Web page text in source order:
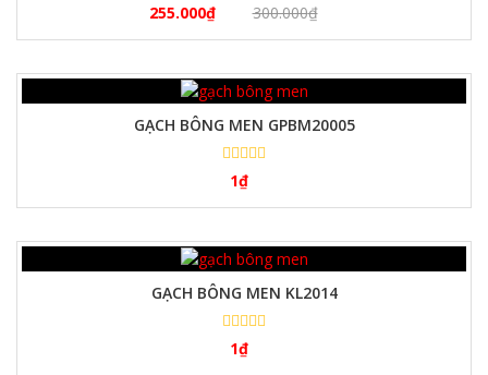
255.000₫ 300.000₫
GẠCH BÔNG MEN GPBM20005
1₫
GẠCH BÔNG MEN KL2014
1₫